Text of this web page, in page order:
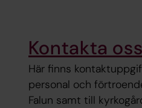
Kontakta oss
Här finns
personal och
Falun samt till